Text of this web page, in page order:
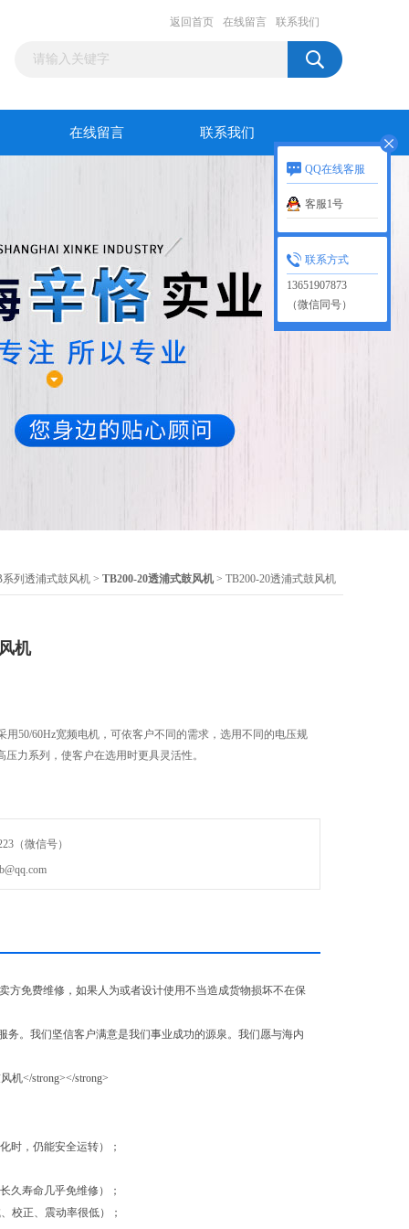
返回首页 在线留言 联系我们
在线留言 联系我们
系列透浦式鼓风机 > TB200-20透浦式鼓风机 > TB200-20透浦式鼓风机
机
用50/60Hz宽频电机，可依客户不同的需求，选用不同的电压规
力系列，使客户在选用时更具灵活性。
（微信号）
方免费维修，如果人为或者设计使用不当造成货物损坏不在保
。我们坚信客户满意是我们事业成功的源泉。我们愿与海内
时，仍能安全运转）；
久寿命几乎免维修）；
校正、震动率很低）；
QQ在线客服
客服1号
联系方式
13651907873
（微信同号）